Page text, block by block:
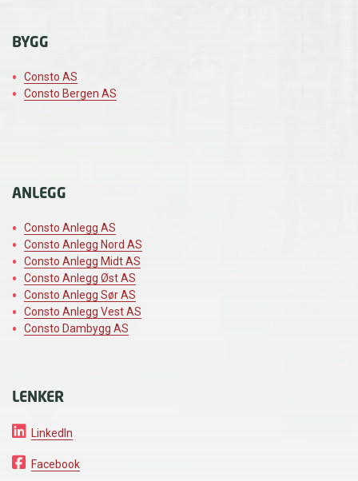
BYGG
Consto AS
Consto Bergen AS
ANLEGG
Consto Anlegg AS
Consto Anlegg Nord AS
Consto Anlegg Midt AS
Consto Anlegg Øst AS
Consto Anlegg Sør AS
Consto Anlegg Vest AS
Consto Dambygg AS
LENKER
LinkedIn
Facebook